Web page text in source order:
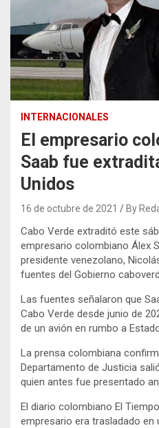
INTERNACIONALES
El empresario
Saab fue
Unidos
16 de octubre de 2021 By
Cabo Verde extraditó este
empresario colombiano Álex
presidente venezolano,
fuentes del Gobierno
Las fuentes señalaron que
Cabo Verde desde junio de
de un avión en rumbo a
La prensa colombiana
Departamento de Justicia
quien antes fue presentado
El diario colombiano El
empresario era trasladado en